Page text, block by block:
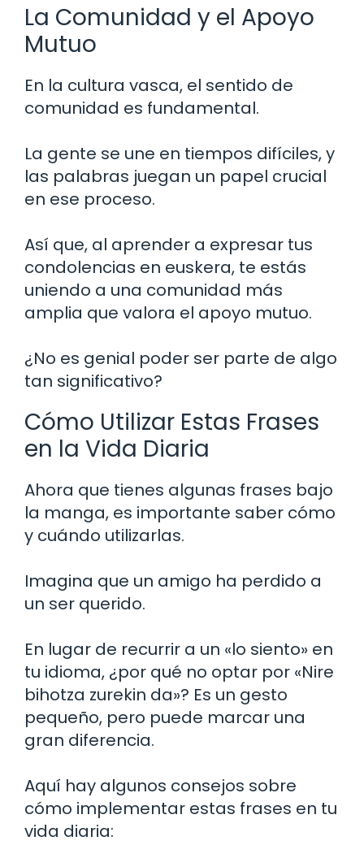
La Comunidad y el Apoyo
Mutuo
En la cultura vasca, el sentido de
comunidad es fundamental.
La gente se une en tiempos difíciles, y
las palabras juegan un papel crucial
en ese proceso.
Así que, al aprender a expresar tus
condolencias en euskera, te estás
uniendo a una comunidad más
amplia que valora el apoyo mutuo.
¿No es genial poder ser parte de algo
tan significativo?
Cómo Utilizar Estas Frases
en la Vida Diaria
Ahora que tienes algunas frases bajo
la manga, es importante saber cómo
y cuándo utilizarlas.
Imagina que un amigo ha perdido a
un ser querido.
En lugar de recurrir a un «lo siento» en
tu idioma, ¿por qué no optar por «Nire
bihotza zurekin da»? Es un gesto
pequeño, pero puede marcar una
gran diferencia.
Aquí hay algunos consejos sobre
cómo implementar estas frases en tu
vida diaria: